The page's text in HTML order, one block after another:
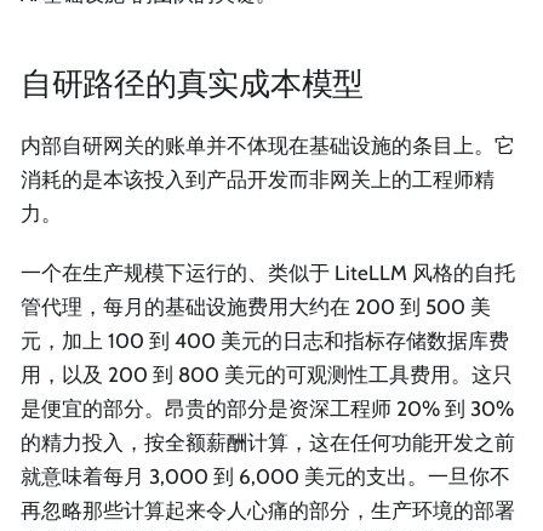
自研路径的真实成本模型
内部自研网关的账单并不体现在基础设施的条目上。它
消耗的是本该投入到产品开发而非网关上的工程师精
力。
一个在生产规模下运行的、类似于 LiteLLM 风格的自托
管代理，每月的基础设施费用大约在 200 到 500 美
元，加上 100 到 400 美元的日志和指标存储数据库费
用，以及 200 到 800 美元的可观测性工具费用。这只
是便宜的部分。昂贵的部分是资深工程师 20% 到 30%
的精力投入，按全额薪酬计算，这在任何功能开发之前
就意味着每月 3,000 到 6,000 美元的支出。一旦你不
再忽略那些计算起来令人心痛的部分，生产环境的部署